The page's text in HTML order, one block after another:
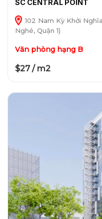
SC CENTRAL POINT
102 Nam Kỳ Khởi
Nghé, Quận 1)
Văn phòng hạng B
$27 / m2